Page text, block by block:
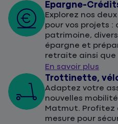
Epargne-
Explorez nos
pour vos projets :
patrimoine,
épargne et
retraite ainsi que
En savoir plus
Trottinette,
Adaptez votre
nouvelles
Matmut. Profitez
mesure pour